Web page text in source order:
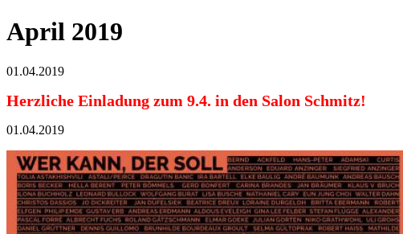
April 2019
01.04.2019
Herzliche Einladung zum 9.4. in den Salon Schmitz!
01.04.2019